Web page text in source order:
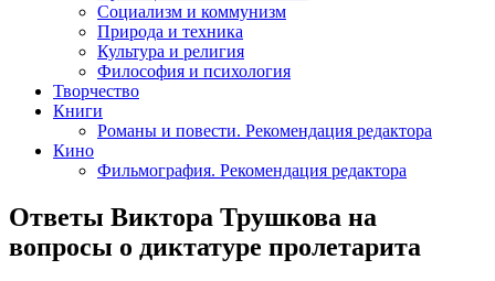
Социализм и коммунизм
Природа и техника
Культура и религия
Философия и психология
Творчество
Книги
Романы и повести. Рекомендация редактора
Кино
Фильмография. Рекомендация редактора
Ответы Виктора Трушкова на
вопросы о диктатуре пролетарита